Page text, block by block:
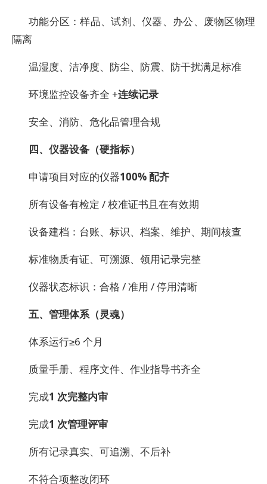
功能分区：样品、试剂、仪器、办公、废物区物理
隔离
温湿度、洁净度、防尘、防震、防干扰满足标准
环境监控设备齐全 +连续记录
安全、消防、危化品管理合规
四、仪器设备（硬指标）
申请项目对应的仪器100% 配齐
所有设备有检定 / 校准证书且在有效期
设备建档：台账、标识、档案、维护、期间核查
标准物质有证、可溯源、领用记录完整
仪器状态标识：合格 / 准用 / 停用清晰
五、管理体系（灵魂）
体系运行≥6 个月
质量手册、程序文件、作业指导书齐全
完成1 次完整内审
完成1 次管理评审
所有记录真实、可追溯、不后补
不符合项整改闭环